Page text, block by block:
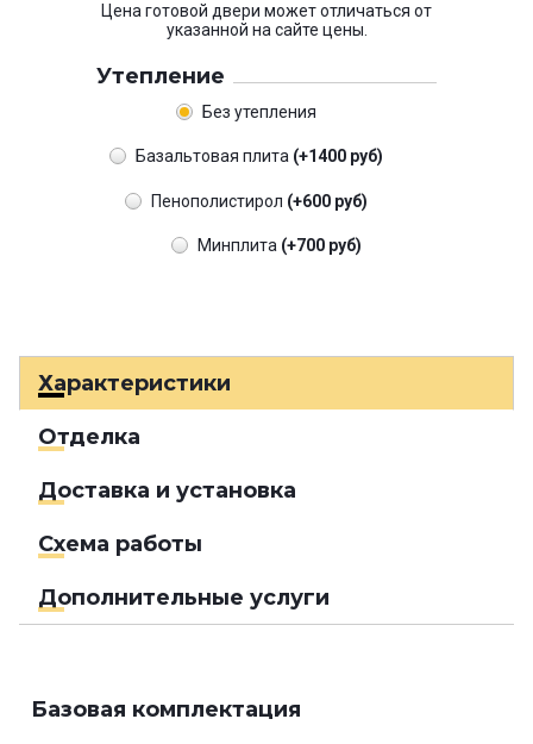
Цена готовой двери может отличаться от
указанной на сайте цены.
Утепление
Без утепления
Базальтовая плита (+1400 руб)
Пенополистирол (+600 руб)
Минплита (+700 руб)
Характеристики
Отделка
Доставка и установка
Схема работы
Дополнительные услуги
Базовая комплектация